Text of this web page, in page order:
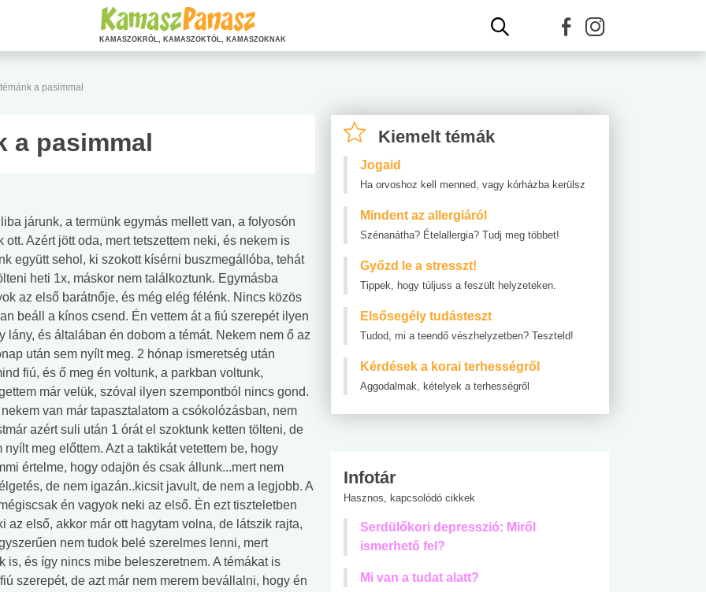
a pasimmal
a pasimmal
járunk, a termünk egymás mellett van, a folyosón
Azért jött oda, mert tetszettem neki, és nekem is
együtt sehol, ki szokott kísérni buszmegállóba, tehát
heti 1x, máskor nem találkoztunk. Egymásba
az első barátnője, és még elég félénk. Nincs közös
beáll a kínos csend. Én vettem át a fiú szerepét ilyen
és általában én dobom a témát. Nekem nem ő az
után sem nyílt meg. 2 hónap ismeretség után
fiú, és ő meg én voltunk, a parkban voltunk,
már velük, szóval ilyen szempontból nincs gond.
van már tapasztalatom a csókolózásban, nem
azért suli után 1 órát el szoktunk ketten tölteni, de
meg előttem. Azt a taktikát vetettem be, hogy
értelme, hogy odajön és csak állunk...mert nem
de nem igazán..kicsit javult, de nem a legjobb. A
én vagyok neki az első. Én ezt tiszteletben
az első, akkor már ott hagytam volna, de látszik rajta,
nem tudok belé szerelmes lenni, mert
és így nincs mibe beleszeretnem. A témákat is
szerepét, de azt már nem merem bevállalni, hogy én
Kiemelt témák
Jogaid
Ha orvoshoz kell menned, vagy kórházba kerülsz
Mindent az allergiáról
Szénanátha? Ételallergia? Tudj meg többet!
Győzd le a stresszt!
Tippek, hogy túljuss a feszült helyzeteken.
Elsősegély tudásteszt
Tudod, mi a teendő vészhelyzetben? Teszteld!
Kérdések a korai terhességről
Aggodalmak, kételyek a terhességről
Infotár
Hasznos, kapcsolódó cikkek
Serdülőkori depresszió: Miről
ismerhető fel?
Mi van a tudat alatt?
KAMASZOKRÓL, KAMASZOKTÓL, KAMASZOKNAK